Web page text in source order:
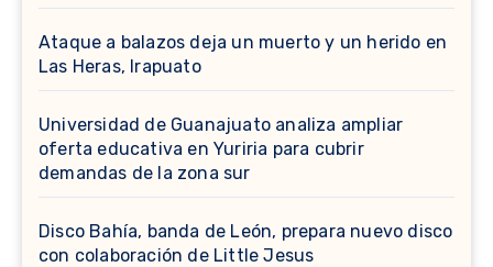
Ataque a balazos deja un muerto y un herido en
Las Heras, Irapuato
Universidad de Guanajuato analiza ampliar
oferta educativa en Yuriria para cubrir
demandas de la zona sur
Disco Bahía, banda de León, prepara nuevo disco
con colaboración de Little Jesus